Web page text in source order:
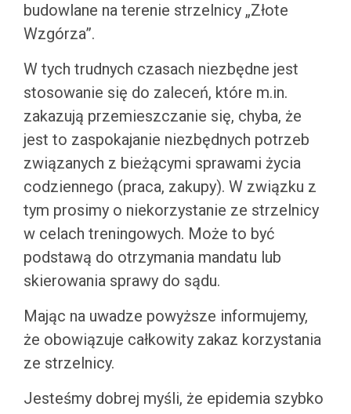
budowlane na terenie strzelnicy „Złote
Wzgórza”.
W tych trudnych czasach niezbędne jest
stosowanie się do zaleceń, które m.in.
zakazują przemieszczanie się, chyba, że
jest to zaspokajanie niezbędnych potrzeb
związanych z bieżącymi sprawami życia
codziennego (praca, zakupy). W związku z
tym prosimy o niekorzystanie ze strzelnicy
w celach treningowych. Może to być
podstawą do otrzymania mandatu lub
skierowania sprawy do sądu.
Mając na uwadze powyższe informujemy,
że obowiązuje całkowity zakaz korzystania
ze strzelnicy.
Jesteśmy dobrej myśli, że epidemia szybko